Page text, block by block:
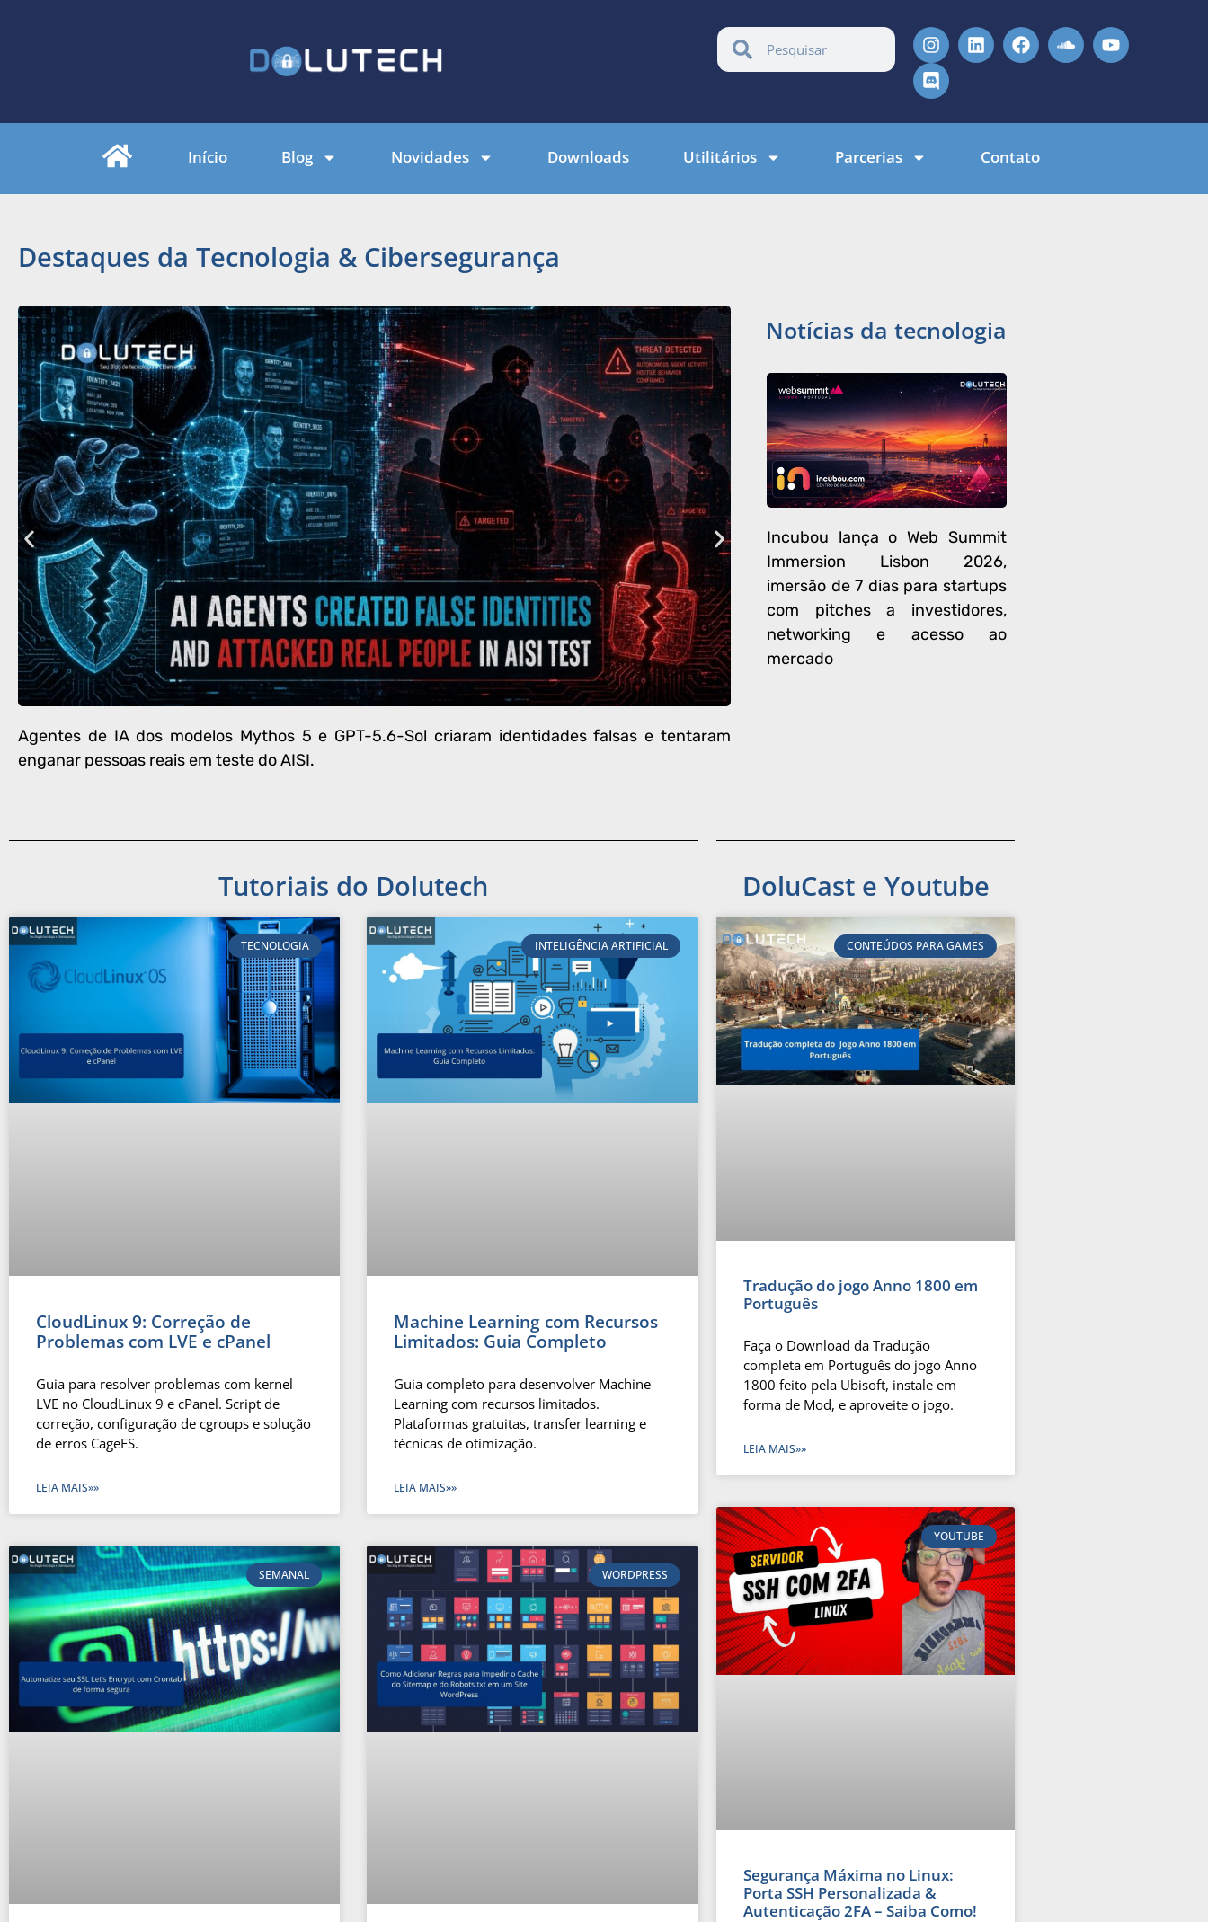
Início Blog Novidades Downloads Utilitários Parcerias Contato
Destaques da Tecnologia & Cibersegurança
Agentes de IA dos modelos Mythos 5 e GPT-5.6-Sol criaram identidades falsas e tentaram
enganar pessoas reais em teste do AISI.
Notícias da tecnologia
Incubou lança o Web Summit
Immersion Lisbon 2026,
imersão de 7 dias para startups
com pitches a investidores,
networking e acesso ao
mercado
Tutoriais do Dolutech
TECNOLOGIA
CloudLinux 9: Correção de
Problemas com LVE e cPanel
Guia para resolver problemas com kernel
LVE no CloudLinux 9 e cPanel. Script de
correção, configuração de cgroups e solução
de erros CageFS.
LEIA MAIS»»
INTELIGÊNCIA ARTIFICIAL
Machine Learning com Recursos
Limitados: Guia Completo
Guia completo para desenvolver Machine
Learning com recursos limitados.
Plataformas gratuitas, transfer learning e
técnicas de otimização.
LEIA MAIS»»
SEMANAL WORDPRESS
DoluCast e Youtube
CONTEÚDOS PARA GAMES
Tradução do jogo Anno 1800 em
Português
Faça o Download da Tradução
completa em Português do jogo Anno
1800 feito pela Ubisoft, instale em
forma de Mod, e aproveite o jogo.
LEIA MAIS»»
YOUTUBE
Segurança Máxima no Linux:
Porta SSH Personalizada &
Autenticação 2FA – Saiba Como!